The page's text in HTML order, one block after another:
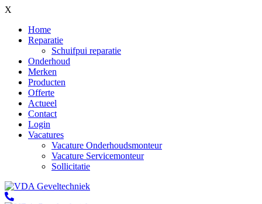
X
Home
Reparatie
Schuifpui reparatie
Onderhoud
Merken
Producten
Offerte
Actueel
Contact
Login
Vacatures
Vacature Onderhoudsmonteur
Vacature Servicemonteur
Sollicitatie